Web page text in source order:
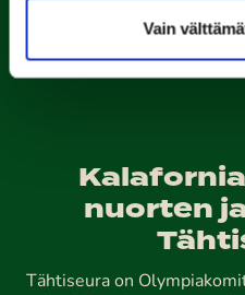
Vain
Lähetä
nuorten
Tähtiseura on